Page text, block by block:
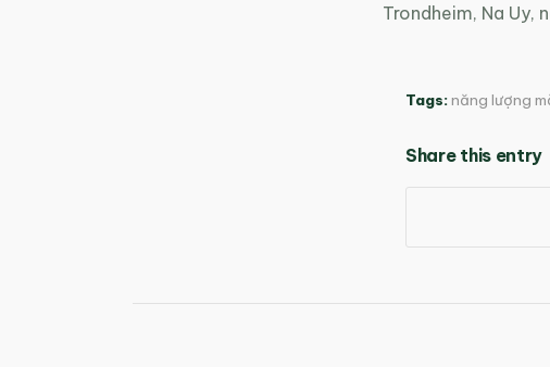
Trondheim, Na Uy,
Tags:năng lượng
Share this entry